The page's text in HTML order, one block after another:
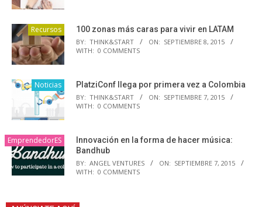
Recursos 100 zonas más caras para vivir en LATAM
BY: THINK&START ON: SEPTIEMBRE 8, 2015
WITH: 0 COMMENTS
Noticias PlatziConf llega por primera vez a Colombia
BY: THINK&START ON: SEPTIEMBRE 7, 2015
WITH: 0 COMMENTS
EmprendedorES
Innovación en la forma de hacer música:
Bandhub
BY: ANGEL VENTURES ON: SEPTIEMBRE 7, 2015
WITH: 0 COMMENTS